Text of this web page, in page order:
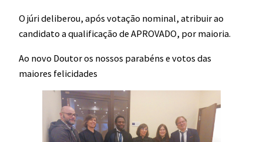
O júri deliberou, após votação nominal, atribuir ao
candidato a qualificação de APROVADO, por maioria.
Ao novo Doutor os nossos parabéns e votos das
maiores felicidades